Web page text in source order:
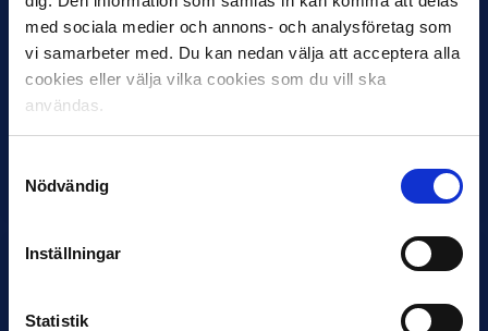
med sociala medier och annons- och analysföretag som
vi samarbeter med. Du kan nedan välja att acceptera alla
cookies eller välja vilka cookies som du vill ska
användas.
Nödvändig
Inställningar
Statistik
Samma vinnare som i…